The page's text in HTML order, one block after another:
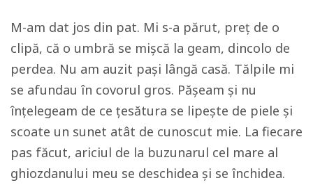
M-am dat jos din pat. Mi s-a părut, preț de o
clipă, că o umbră se mișcă la geam, dincolo de
perdea. Nu am auzit pași lângă casă. Tălpile mi
se afundau în covorul gros. Pășeam și nu
înțelegeam de ce țesătura se lipește de piele și
scoate un sunet atât de cunoscut mie. La fiecare
pas făcut, ariciul de la buzunarul cel mare al
ghiozdanului meu se deschidea și se închidea.